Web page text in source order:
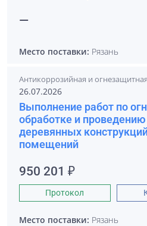
—
Место поставки: Рязань
Антикоррозийная и
26.07.2026
Выполнение работ по
обработке и
деревянных
помещений
950 201 ₽
Протокол
Место поставки: Рязань